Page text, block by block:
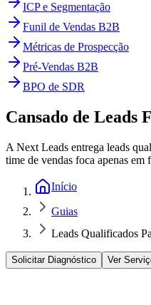
ICP e Segmentação
Funil de Vendas B2B
Métricas de Prospecção
Pré-Vendas B2B
BPO de SDR
Cansado de Leads
A Next Leads entrega leads
time de vendas foca apenas em
Início
Guias
Leads Qualificados
Solicitar Diagnóstico Ver